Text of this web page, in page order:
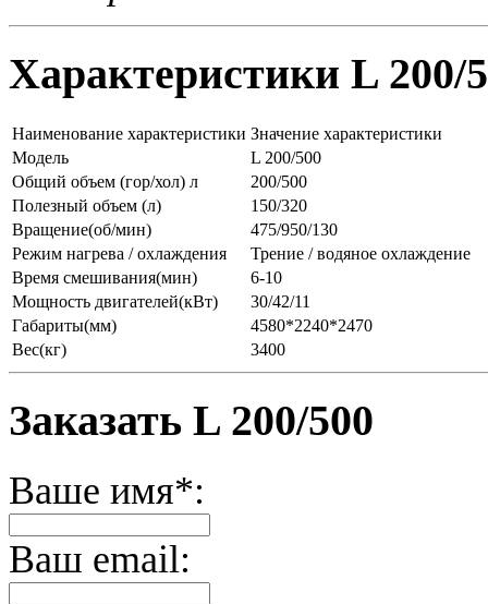
Характеристики L 200/
Наименование характеристики Значение характеристики
Модель
L 200/500
Общий объем (гор/хол) л
200/500
Полезный объем (л)
150/320
Вращение(об/мин)
475/950/130
Режим нагрева / охлаждения
Трение / водяное охлаждение
Время смешивания(мин)
6-10
Мощность двигателей(кВт)
30/42/11
Габариты(мм)
4580*2240*2470
Вес(кг)
3400
Заказать L 200/500
Ваше имя*:
Ваш email: